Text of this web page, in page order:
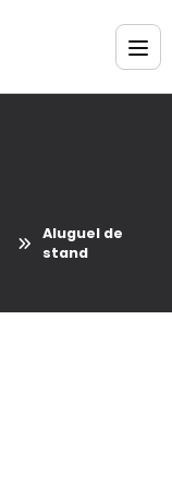
Aluguel de
stand